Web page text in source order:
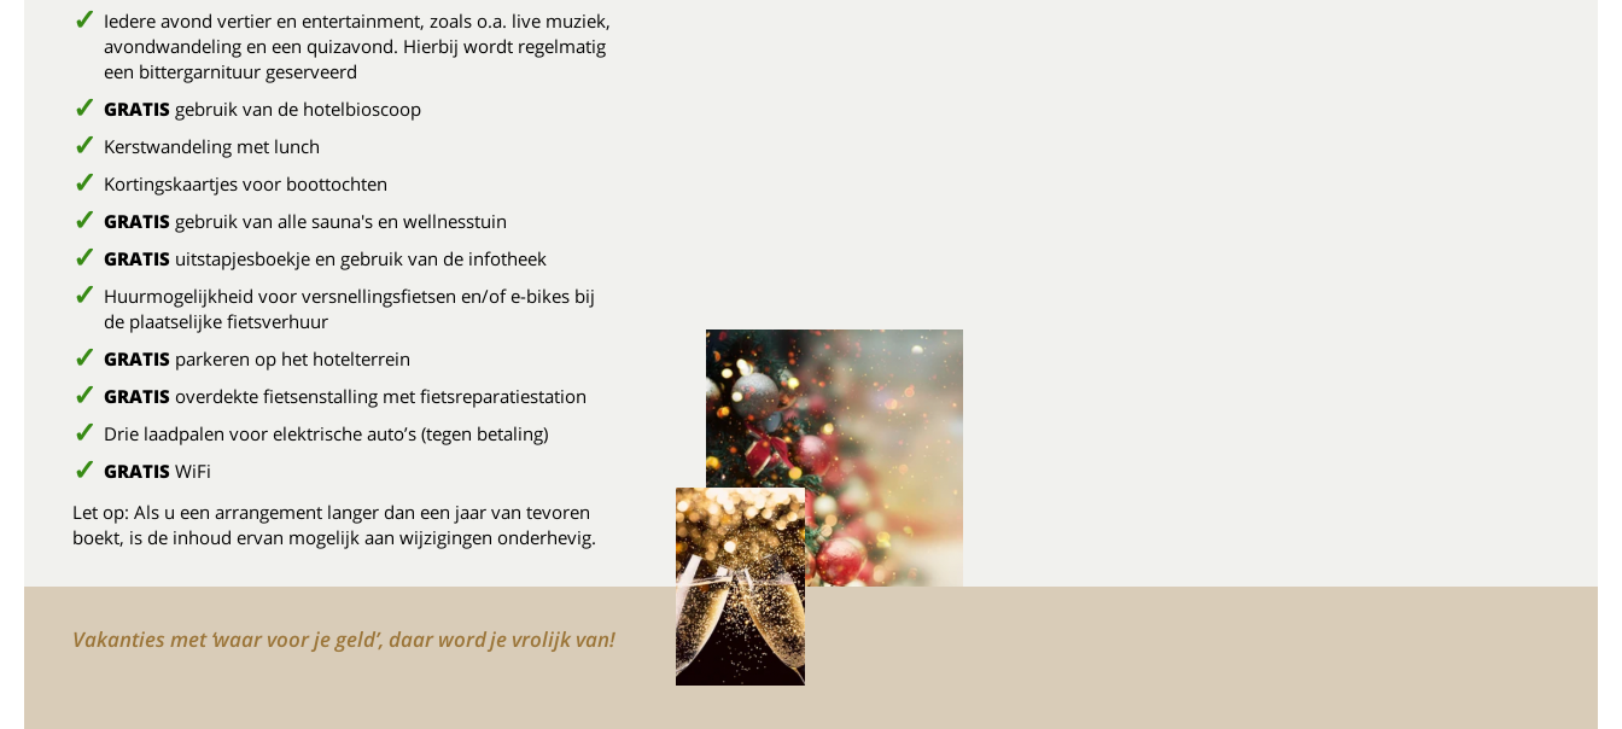
Iedere avond vertier en entertainment, zoals o.a. live muziek,
avondwandeling en een quizavond. Hierbij wordt regelmatig
een bittergarnituur geserveerd
GRATIS gebruik van de hotelbioscoop
Kerstwandeling met lunch
Kortingskaartjes voor boottochten
GRATIS gebruik van alle sauna's en wellnesstuin
GRATIS uitstapjesboekje en gebruik van de infotheek
Huurmogelijkheid voor versnellingsfietsen en/of e-bikes bij
de plaatselijke fietsverhuur
GRATIS parkeren op het hotelterrein
GRATIS overdekte fietsenstalling met fietsreparatiestation
Drie laadpalen voor elektrische auto’s (tegen betaling)
GRATIS WiFi
Let op: Als u een arrangement langer dan een jaar van tevoren
boekt, is de inhoud ervan mogelijk aan wijzigingen onderhevig.
Vakanties met ‘waar voor je geld’, daar word je vrolijk van!